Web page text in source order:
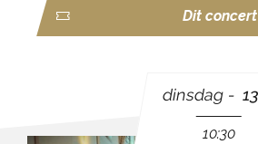
Dit
dinsdag
10:30